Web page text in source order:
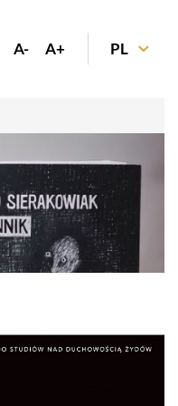
A- A+ PL